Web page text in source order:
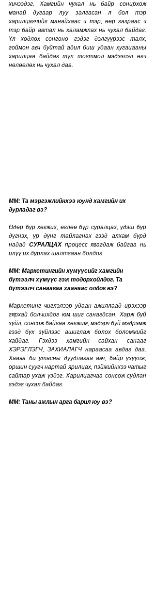
хичээдэг. Хамгийн чухал нь байр сонирхож
манай дугаар луу залгасан л бол тэр
харилцагчийг манайхаас ч тэр, өөр газраас ч
тэр байр автал нь халамжлах нь чухал байдаг.
Үл хөдлөх сонгоно гэдэг дэлгүүрээс талх,
гоймон авч буйтай адил биш удаан хугацааны
харилцаа байдаг тул тогтмол мэдээлэл өгч
нөлөөлөх нь чухал даа.
MM: Та мэргэжлийнхээ юунд хамгийн их
дурладаг вэ?
Өдөр бүр хөгжих, өглөө бүр суралцах, үдэш бүр
дүгнэх, үр дүнг тайлагнах гээд алхам бүрд
надад СУРАЛЦАХ процесс явагдаж байгаа нь
илүү их дурлах шалтгаан болдог.
MM: Маркетингийн хүмүүсийг хамгийн
бүтээлч хүмүүс гэж тодорхойлдог. Та
бүтээлч санаагаа хаанаас олдог вэ?
Маркетинг чиглэлээр удаан ажиллаад ирэхээр
гярхай болчихдог юм шиг санагдсан. Харж буй
зүйл, сонсож байгаа хөгжим, мэдэрч буй мэдрэмж
гээд бүх зүйлээс ашиглаж болох боломжийг
хайдаг. Гэхдээ хамгийн сайхан санааг
ХЭРЭГЛЭГЧ, ЗАХИАЛАГЧ нараасаа авдаг даа.
Хааяа би утасны дуудлагаа авч, байр үзүүлж,
оршин суугч нартай ярилцах, пэйжийнхээ чатыг
сайтар ухаж үздэг. Харилцагчаа сонсож судлан
гэдэг чухал байдаг.
MM: Таны ажлын арга барил юу вэ?